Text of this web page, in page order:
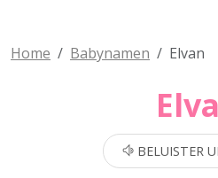
Home Babynamen Elvan
BELUISTER